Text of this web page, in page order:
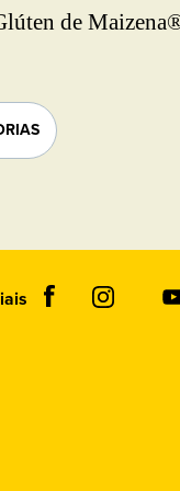
de